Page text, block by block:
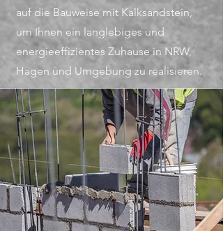
auf die Bauweise mit Kalksandstein,
um Ihnen ein langlebiges und
energieeffizientes Zuhause in NRW,
Hagen und Umgebung zu realisieren.